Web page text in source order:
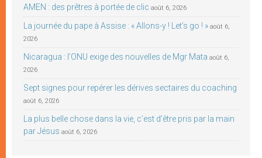
AMEN : des prêtres à portée de clic août 6, 2026
La journée du pape à Assise : « Allons-y ! Let’s go ! » août 6,
2026
Nicaragua : l’ONU exige des nouvelles de Mgr Mata août 6,
2026
Sept signes pour repérer les dérives sectaires du coaching
août 6, 2026
La plus belle chose dans la vie, c’est d’être pris par la main
par Jésus août 6, 2026